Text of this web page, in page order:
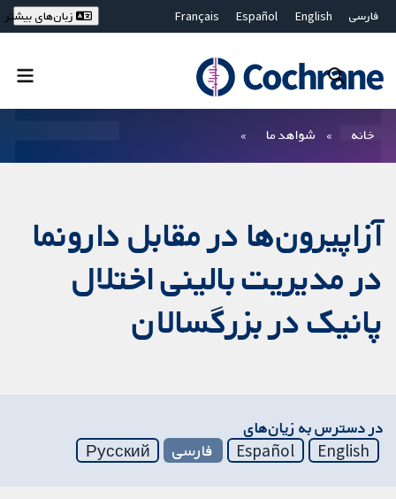
فارسی English
Español
Français
Bahasa Malaysia
ไทย
繁體中文
زبان‌های بیشتر
خانه شواهد ما
آزاپیرون‌ها در مقابل دارونما
در مدیریت بالینی اختلال
پانیک در بزرگسالان
در دسترس به زیان‌های
English
Español فارسی Русский